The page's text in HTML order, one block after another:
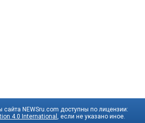
сайта NEWSru.com доступны по лицензии:
4.0 International , если не указано иное.